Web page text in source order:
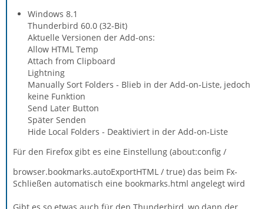
Windows 8.1
Thunderbird 60.0 (32-Bit)
Aktuelle Versionen der Add-ons:
Allow HTML Temp
Attach from Clipboard
Lightning
Manually Sort Folders - Blieb in der Add-on-Liste, jedoch
keine Funktion
Send Later Button
Später Senden
Hide Local Folders - Deaktiviert in der Add-on-Liste
Für den Firefox gibt es eine Einstellung (about:config /
browser.bookmarks.autoExportHTML / true) das beim Fx-
Schließen automatisch eine bookmarks.html angelegt wird